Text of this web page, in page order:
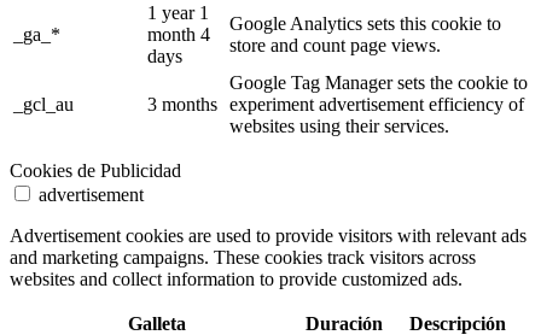
_ga_*
1 year 1
month 4
days
Google Analytics sets this cookie to
store and count page views.
_gcl_au 3 months
Google Tag Manager sets the cookie to
experiment advertisement efficiency of
websites using their services.
Cookies de Publicidad
advertisement
Advertisement cookies are used to provide visitors with relevant ads
and marketing campaigns. These cookies track visitors across
websites and collect information to provide customized ads.
Galleta Duración Descripción